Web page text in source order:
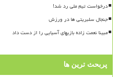
درخواست تیم ملی رد شد!
جنجال سلبریتی ها در ورزش
مبینا نعمت زاده بازیهای آسیایی را از دست داد
پربحث ترین ها